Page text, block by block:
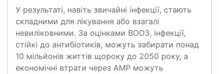
У результаті, навіть звичайні інфекції, стають
складними для лікування або взагалі
невиліковними. За оцінками ВООЗ, інфекції,
стійкі до антибіотиків, можуть забирати понад
10 мільйонів життів щороку до 2050 року, а
економічні втрати через АМР можуть